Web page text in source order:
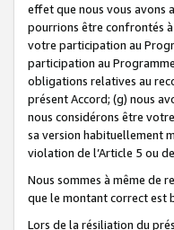
effet que nous vous avons
pourrions être confrontés
votre participation au
participation au
obligations relatives au
présent Accord; (g) nous
nous considérons être
sa version habituellement
violation de l’Article 5 ou
Nous sommes à même de
que le montant correct est
Lors de la résiliation du